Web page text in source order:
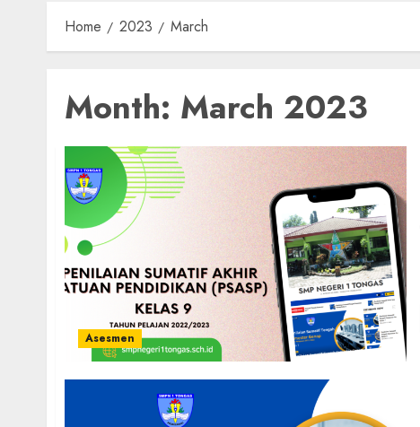
Home 2023 March
Month: March 2023
Asesmen